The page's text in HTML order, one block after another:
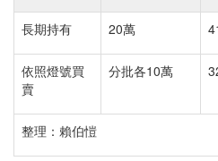
長期持有 20萬
依照燈號買
賣
分批各10萬
整理：賴伯愷